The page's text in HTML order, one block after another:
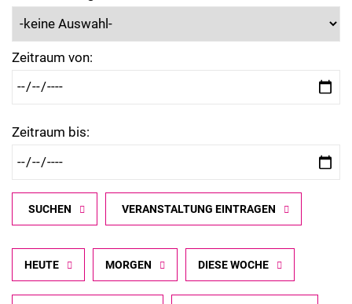
Zeitraum von:
Zeitraum bis:
SUCHEN VERANSTALTUNG EINTRAGEN
HEUTE MORGEN DIESE WOCHE